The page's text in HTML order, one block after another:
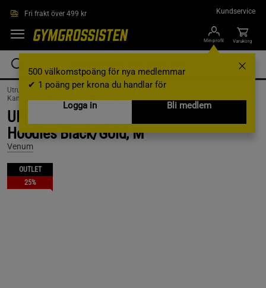
Fri frakt över 499 kr Kundservice
Min profil
500 välkomstpoäng för nya medlemmar
✔ 1 poäng per krona du handlar för
Logga in
Bli medlem
Varukorg
Utrustning & Tillbehör / Kampsportsutrustning / Kampsportskläder /
Kampsportskläder Män /Tjocktröjor
UFC Zenith by Venum Fight Night
Hoodies Black/Gold, M
Venum
OUTLET
25%